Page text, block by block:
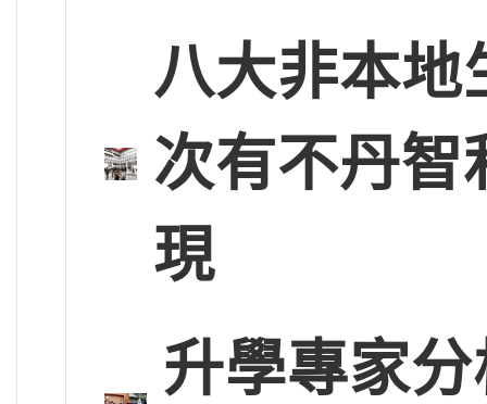
八大非本地
次有不丹智
現
升學專家